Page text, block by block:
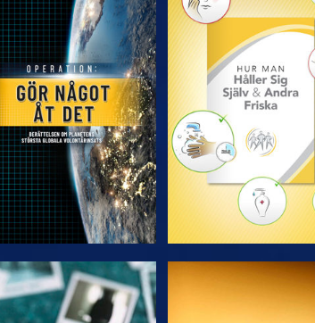
UTFORSKA SERIEN UTFORSKA SERIEN
TITTA